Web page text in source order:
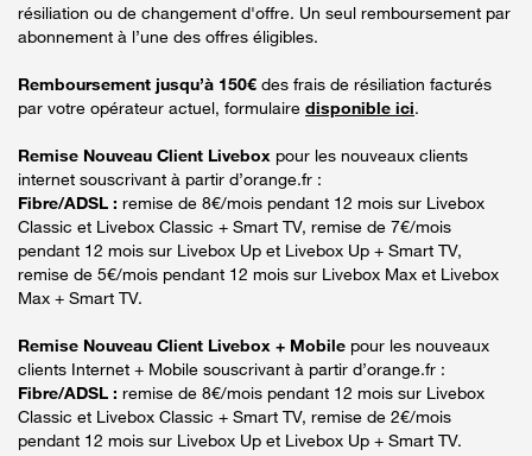
résiliation ou de changement d'offre. Un seul remboursement par
abonnement à l’une des offres éligibles.
Remboursement jusqu’à 150€ des frais de résiliation facturés
par votre opérateur actuel, formulaire disponible ici.
Remise Nouveau Client Livebox pour les nouveaux clients
internet souscrivant à partir d’orange.fr :
Fibre/ADSL : remise de 8€/mois pendant 12 mois sur Livebox
Classic et Livebox Classic + Smart TV, remise de 7€/mois
pendant 12 mois sur Livebox Up et Livebox Up + Smart TV,
remise de 5€/mois pendant 12 mois sur Livebox Max et Livebox
Max + Smart TV.
Remise Nouveau Client Livebox + Mobile pour les nouveaux
clients Internet + Mobile souscrivant à partir d’orange.fr :
Fibre/ADSL : remise de 8€/mois pendant 12 mois sur Livebox
Classic et Livebox Classic + Smart TV, remise de 2€/mois
pendant 12 mois sur Livebox Up et Livebox Up + Smart TV.